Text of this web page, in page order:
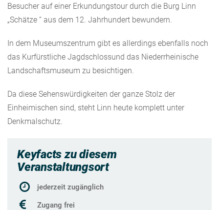
Besucher auf einer Erkundungstour durch die Burg Linn
„Schätze “ aus dem 12. Jahrhundert bewundern.
In dem Museumszentrum gibt es allerdings ebenfalls noch
das Kurfürstliche Jagdschlossund das Niederrheinische
Landschaftsmuseum zu besichtigen.
Da diese Sehenswürdigkeiten der ganze Stolz der
Einheimischen sind, steht Linn heute komplett unter
Denkmalschutz.
Keyfacts zu diesem
Veranstaltungsort
jederzeit zugänglich
Zugang frei